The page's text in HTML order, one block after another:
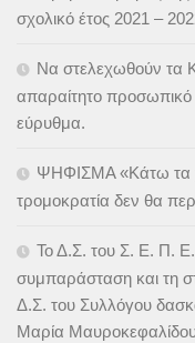
σχολικό έτος 2021 –
Να στελεχωθούν τα
απαραίτητο προσωπικό
εύρυθμα.
ΨΗΦΙΣΜΑ «Κάτω τα
τρομοκρατία δεν θα
Το Δ.Σ. του Σ. Ε. Π. Ε.
συμπαράσταση και τη
Δ.Σ. του Συλλόγου
Μαρία